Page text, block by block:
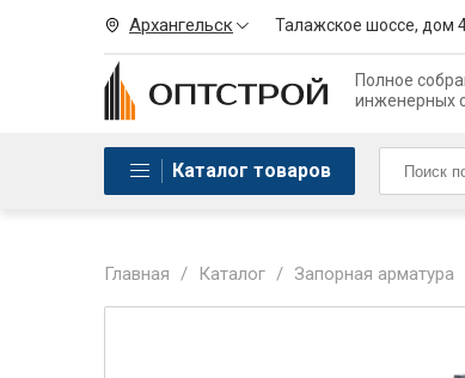
Архангельск Талажское шоссе, дом
Полное
инженерных
Каталог товаров
Главная / Каталог / Запорная арматура